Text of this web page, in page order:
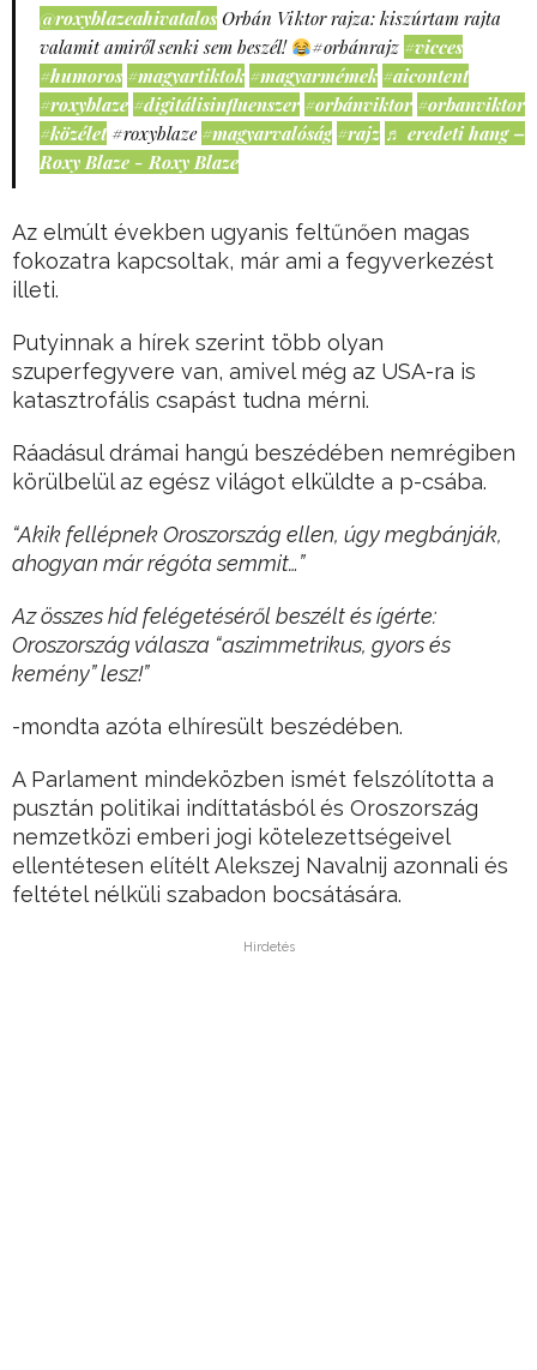
@roxyblazeahivatalos Orbán Viktor rajza: kiszúrtam rajta
valamit amiről senki sem beszél!
#orbánrajz #vicces
#humoros #magyartiktok #magyarmémek #aicontent
#roxyblaze #digitálisinfluenszer #orbánviktor #orbanviktor
#közélet #roxyblaze #magyarvalóság #rajz ♬ eredeti hang –
Roxy Blaze - Roxy Blaze
Az elmúlt években ugyanis feltűnően magas
fokozatra kapcsoltak, már ami a fegyverkezést
illeti.
Putyinnak a hírek szerint több olyan
szuperfegyvere van, amivel még az USA-ra is
katasztrofális csapást tudna mérni.
Ráadásul drámai hangú beszédében nemrégiben
körülbelül az egész világot elküldte a p-csába.
“Akik fellépnek Oroszország ellen, úgy megbánják,
ahogyan már régóta semmit…”
Az összes híd felégetéséről beszélt és ígérte:
Oroszország válasza “aszimmetrikus, gyors és
kemény” lesz!”
-mondta azóta elhíresült beszédében.
A Parlament mindeközben ismét felszólította a
pusztán politikai indíttatásból és Oroszország
nemzetközi emberi jogi kötelezettségeivel
ellentétesen elítélt Alekszej Navalnij azonnali és
feltétel nélküli szabadon bocsátására.
Hirdetés